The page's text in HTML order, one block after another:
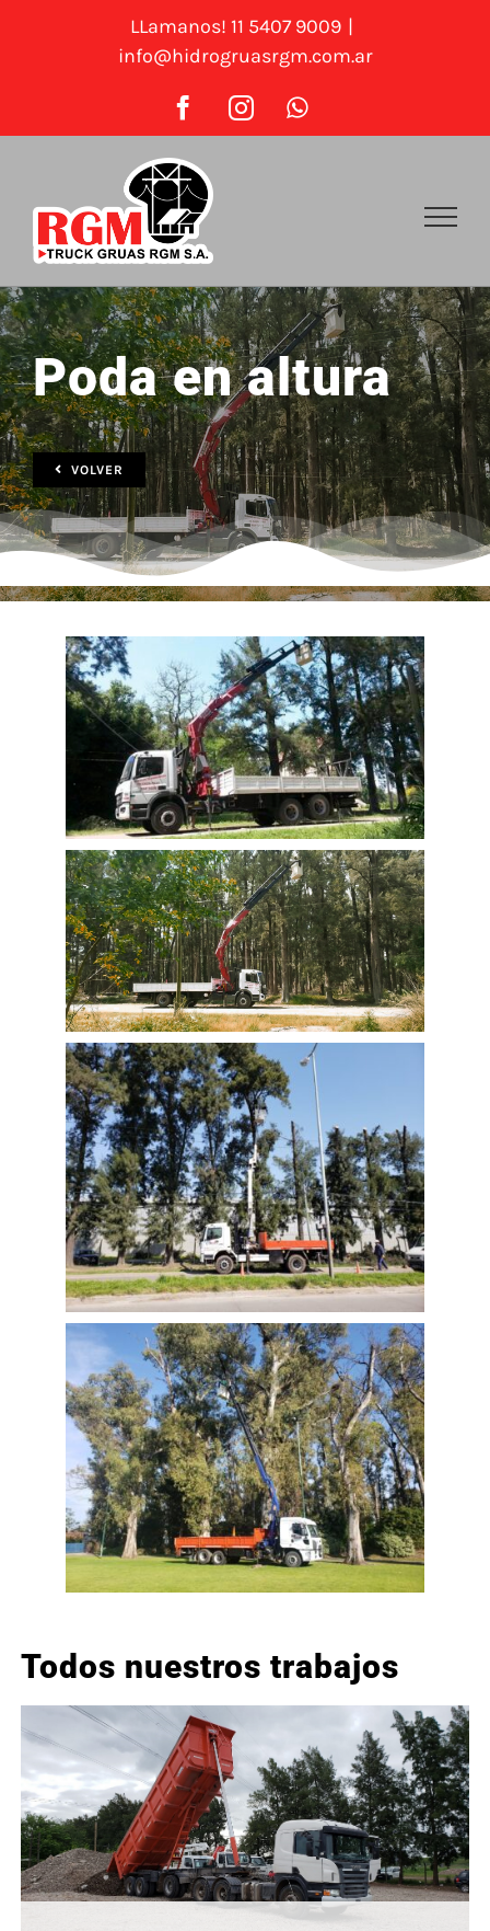
LLamanos! 11 5407 9009 |
info@hidrogruasrgm.com.ar
FacebookInstagramWhatsApp
Poda en altura
VOLVER
Todos nuestros trabajos